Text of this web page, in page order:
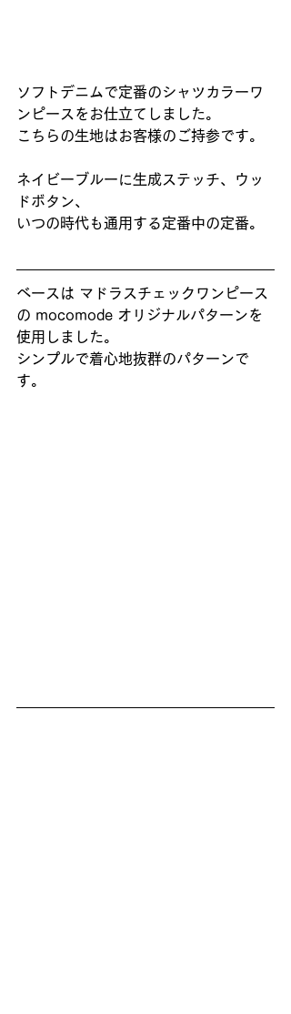
ソフトデニムで定番のシャツカラーワ
ンピースをお仕立てしました。
こちらの生地はお客様のご持参です。
ネイビーブルーに生成ステッチ、ウッ
ドボタン、
いつの時代も通用する定番中の定番。
ベースは マドラスチェックワンピース
の mocomode オリジナルパターンを
使用しました。
シンプルで着心地抜群のパターンで
す。